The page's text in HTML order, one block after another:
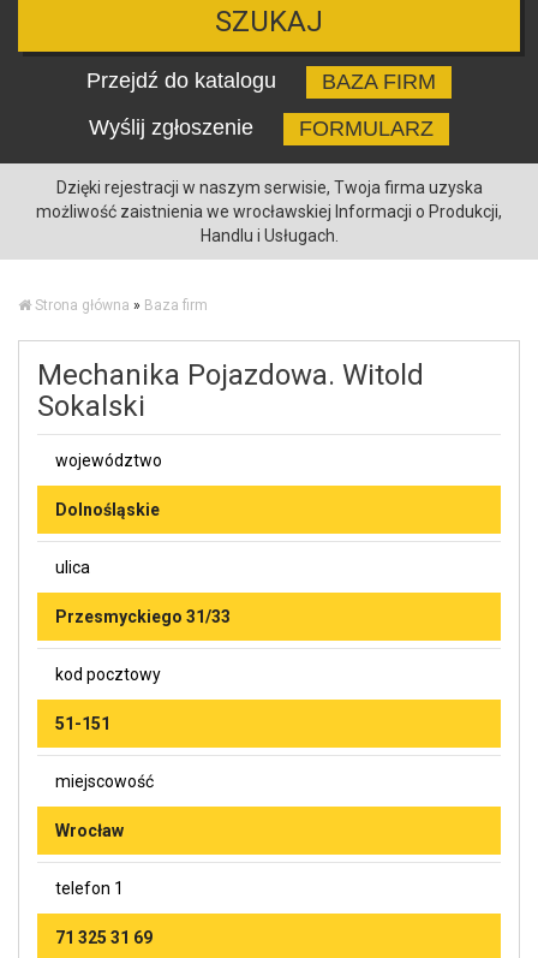
SZUKAJ
Przejdź do katalogu
BAZA FIRM
Wyślij zgłoszenie
FORMULARZ
Dzięki rejestracji w naszym serwisie, Twoja firma uzyska
możliwość zaistnienia we wrocławskiej Informacji o Produkcji,
Handlu i Usługach.
Strona główna » Baza firm
Mechanika Pojazdowa. Witold
Sokalski
województwo
Dolnośląskie
ulica
Przesmyckiego 31/33
kod pocztowy
51-151
miejscowość
Wrocław
telefon 1
71 325 31 69